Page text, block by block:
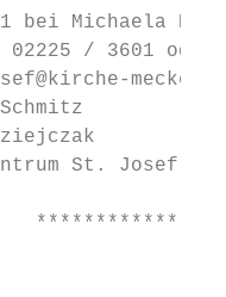
bei Michaela
/ 3601 oder
St. Josef